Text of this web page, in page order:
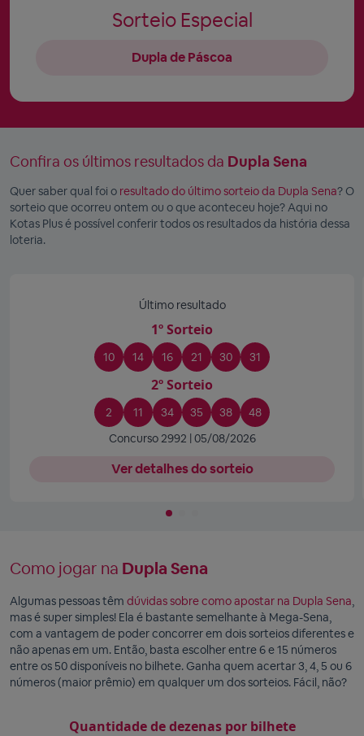
Sorteio Especial
Dupla de Páscoa
Confira os últimos resultados da Dupla Sena
Quer saber qual foi o resultado do último sorteio da Dupla Sena? O
sorteio que ocorreu ontem ou o que aconteceu hoje? Aqui no
Kotas Plus é possível conferir todos os resultados da história dessa
loteria.
Último resultado
1º Sorteio
10 14 16 21 30 31
2º Sorteio
2 11 34 35 38
48
Concurso 2992 | 05/08/2026
Ver detalhes do sorteio
Como jogar na Dupla Sena
Algumas pessoas têm dúvidas sobre como apostar na Dupla Sena,
mas é super simples! Ela é bastante semelhante à Mega-Sena,
com a vantagem de poder concorrer em dois sorteios diferentes e
não apenas em um. Então, basta escolher entre 6 e 15 números
entre os 50 disponíveis no bilhete. Ganha quem acertar 3, 4, 5 ou 6
números (maior prêmio) em qualquer um dos sorteios. Fácil, não?
Quantidade de dezenas por bilhete